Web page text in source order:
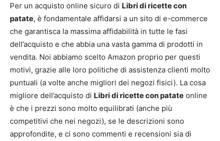
Per un acquisto online sicuro di Libri di ricette con
patate, è fondamentale affidarsi a un sito di e-commerce
che garantisca la massima affidabilità in tutte le fasi
dell’acquisto e che abbia una vasta gamma di prodotti in
vendita. Noi abbiamo scelto Amazon proprio per questi
motivi, grazie alle loro politiche di assistenza clienti molto
puntuali (a volte anche migliori dei negozi fisici). La cosa
migliore dell’acquisto di Libri di ricette con patate online
è che i prezzi sono molto equilibrati (anche più
competitivi che nei negozi), se le descrizioni sono
approfondite, e ci sono commenti e recensioni sia di